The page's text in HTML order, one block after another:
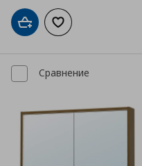
Добави в кошницата
Добави към
Сравнение